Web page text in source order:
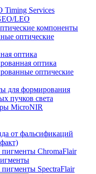
Timing Services
LEO
компоненты
оптические
оптика
оптика
оптические
для формирования
пучков света
MicroNIR
от фальсификаций
ChromaFlair
SpectraFlair